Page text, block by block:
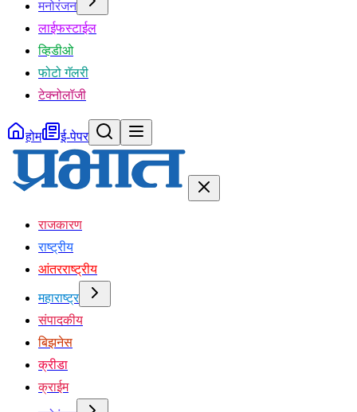
मनोरंजन
लाईफस्टाईल
व्हिडीओ
फोटो गॅलरी
टेक्नोलॉजी
होम ई-पेपर
राजकारण
राष्ट्रीय
आंतरराष्ट्रीय
महाराष्ट्र
संपादकीय
बिझनेस
क्रीडा
क्राईम